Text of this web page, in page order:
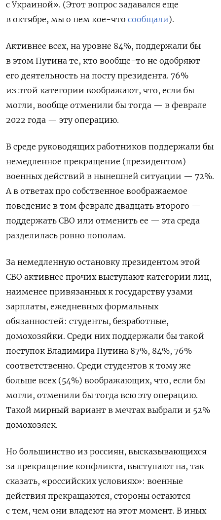
с Украиной». (Этот вопрос задавался еще
в октябре, мы о нем кое-что сообщали).
Активнее всех, на уровне 84%, поддержали бы
в этом Путина те, кто вообще-то не одобряют
его деятельность на посту президента. 76%
из этой категории воображают, что, если бы
могли, вообще отменили бы тогда — в феврале
2022 года — эту операцию.
В среде руководящих работников поддержали бы
немедленное прекращение (президентом)
военных действий в нынешней ситуации — 72%.
А в ответах про собственное воображаемое
поведение в том феврале двадцать второго —
поддержать СВО или отменить ее — эта среда
разделилась ровно пополам.
За немедленную остановку президентом этой
СВО активнее прочих выступают категории лиц,
наименее привязанных к государству узами
зарплаты, ежедневных формальных
обязанностей: студенты, безработные,
домохозяйки. Среди них поддержали бы такой
поступок Владимира Путина 87%, 84%, 76%
соответственно. Среди студентов к тому же
больше всех (54%) воображающих, что, если бы
могли, отменили бы тогда всю эту операцию.
Такой мирный вариант в мечтах выбрали и 52%
домохозяек.
Но большинство из россиян, высказывающихся
за прекращение конфликта, выступают на, так
сказать, «российских условиях»: военные
действия прекращаются, стороны остаются
с тем, чем они владеют на этот момент. В иных